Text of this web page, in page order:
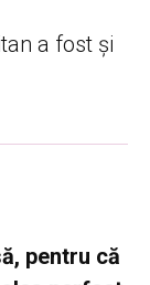
a fost și
pentru că